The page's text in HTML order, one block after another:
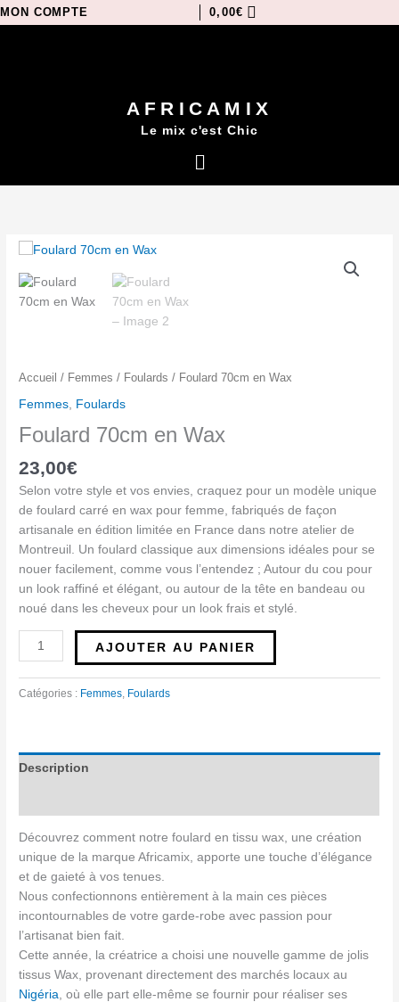
Aller
au
MON COMPTE 0,00€
AFRICAMIX
Le mix c'est Chic
Menu
Accueil / Femmes / Foulards / Foulard 70cm en Wax
Femmes, Foulards
Foulard 70cm en Wax
23,00€
Selon votre style et vos envies, craquez pour un modèle unique
de foulard carré en wax pour femme, fabriqués de façon
artisanale en édition limitée en France dans notre atelier de
Montreuil. Un foulard classique aux dimensions idéales pour se
nouer facilement, comme vous l’entendez ; Autour du cou pour
un look raffiné et élégant, ou autour de la tête en bandeau ou
noué dans les cheveux pour un look frais et stylé.
quantité
Foulard
70cm
AJOUTER AU PANIER
Catégories : Femmes, Foulards
Description
Découvrez comment notre foulard en tissu wax, une création
unique de la marque Africamix, apporte une touche d’élégance
et de gaieté à vos tenues.
Nous confectionnons entièrement à la main ces pièces
incontournables de votre garde-robe avec passion pour
l’artisanat bien fait.
Cette année, la créatrice a choisi une nouvelle gamme de jolis
tissus Wax, provenant directement des marchés locaux au
Nigéria , où elle part elle-même se fournir pour réaliser ses